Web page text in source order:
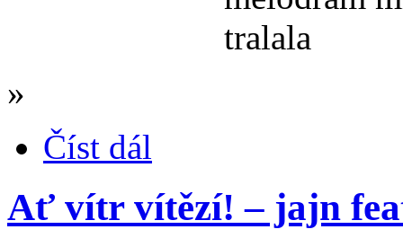
tralala
»
Číst dál
Ať vítr vítězí! – jajn